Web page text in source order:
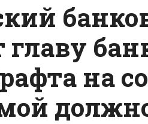
главу
на